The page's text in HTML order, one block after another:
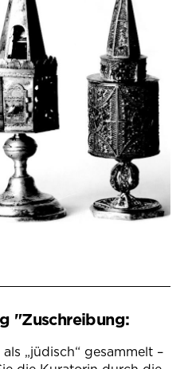
"Zuschreibung:
„jüdisch“ gesammelt –